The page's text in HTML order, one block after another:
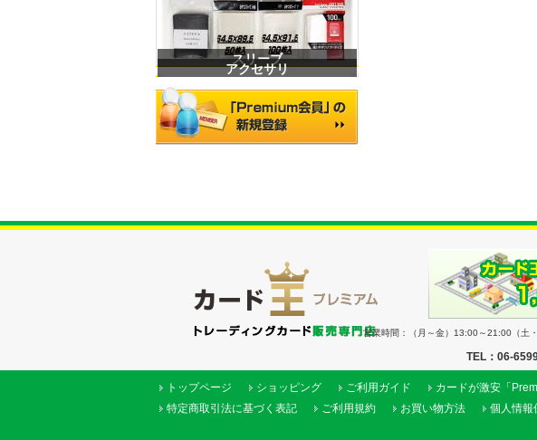
スリーブ
アクセサリ
営業時間：（月～金）13:00～21:00（
TEL：06-
トップページ ショッピング ご利用ガイド カードが激安「
特定商取引法に基づく表記
ご利用規約 お買い物方法 個人情報